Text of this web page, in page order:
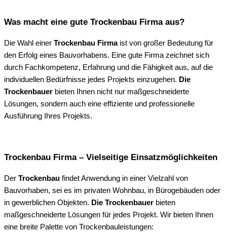
Was macht eine gute Trockenbau Firma aus?
Die Wahl einer Trockenbau Firmaist von großer Bedeutung für
den Erfolg eines Bauvorhabens. Eine gute Firma zeichnet sich
durch Fachkompetenz, Erfahrung und die Fähigkeit aus, auf die
individuellen Bedürfnisse jedes Projekts einzugehen. Die
Trockenbauer bieten Ihnen nicht nur maßgeschneiderte
Lösungen, sondern auch eine effiziente und professionelle
Ausführung Ihres Projekts.
Trockenbau Firma – Vielseitige Einsatzmöglichkeiten
Der Trockenbau findet Anwendung in einer Vielzahl von
Bauvorhaben, sei es im privaten Wohnbau, in Bürogebäuden oder
in gewerblichen Objekten. Die Trockenbauer bieten
maßgeschneiderte Lösungen für jedes Projekt. Wir bieten Ihnen
eine breite Palette von Trockenbauleistungen: